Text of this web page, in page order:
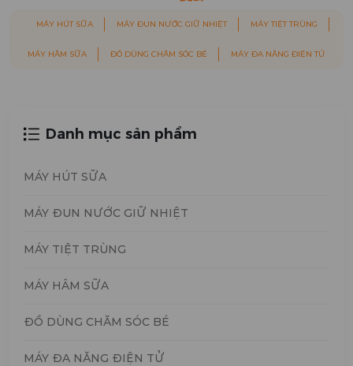
MÁY HÚT SỮA MÁY ĐUN NƯỚC GIỮ NHIỆT MÁY TIỆT TRÙNG
MÁY HÂM SỮA ĐỒ DÙNG CHĂM SÓC BÉ MÁY ĐA NĂNG ĐIỆN TỬ
Danh mục sản phẩm
MÁY HÚT SỮA
MÁY ĐUN NƯỚC GIỮ NHIỆT
MÁY TIỆT TRÙNG
MÁY HÂM SỮA
ĐỒ DÙNG CHĂM SÓC BÉ
MÁY ĐA NĂNG ĐIỆN TỬ